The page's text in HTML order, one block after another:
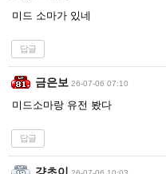
미드 소마가 있네
답글
금은보 26-07-06 07:10
미드소마랑 유전 봤다
답글